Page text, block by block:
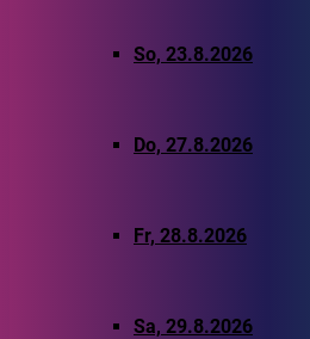
So, 23.8.2026
Do, 27.8.2026
Fr, 28.8.2026
Sa, 29.8.2026